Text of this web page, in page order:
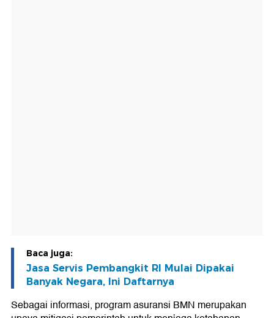
Baca juga:
Jasa Servis Pembangkit RI Mulai Dipakai
Banyak Negara, Ini Daftarnya
Sebagai informasi, program asuransi BMN merupakan